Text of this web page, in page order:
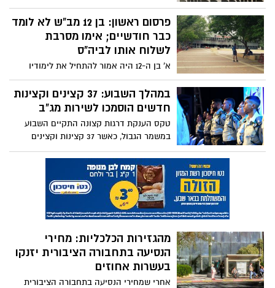
בנגב במתחם ההייטק בבאר-שבע: החל גיוס
עשרות עובדות ועובדים לעבודה בקריית
התקשוב הטכנולוגית שתפתח בחציון השני של
2025
פרסום ראשון: בן 12 מב"ש לא לומד
כבר חודשיים; אימו מסרבת
לשלוח אותו לביה"ס
א' בן ה-12 היה אמור להתחיל את לימודיו
בבי"ס חדש לפני כחודשיים, אך אימו טוענת כי
ביה"ס אליו שובץ- תיכון רגר, אינו מתאים לו
ומסרבת לשלוח אותו אליו. בינתיים א' יושב
עיריית ב"ש שאחראית על שיבוץ התלמידים
במוסדות החינוך: "מצרים על כך שההורים
בוחרים לא לשלוח את בנם ומונעים את
תחילת לימודיו"
במהלך השבוע: 37 קצינים וקצינות
חדשים הוסמכו לשירות מג"ב
טקס הענקת דרגות קצונה התקיים השבוע
במשמר הגבול, כאשר 37 קצינות וקצינים
חדשים הוסמכו במשמר הגבול וקיבלו את
דרגות הקצונה
מהגזירות הכלכליות: מחירי
הנסיעה בתחבורה הציבורית יזנקו
בעשרות אחוזים
אחרי שמחירי הנסיעה בתחבורה הציבורית